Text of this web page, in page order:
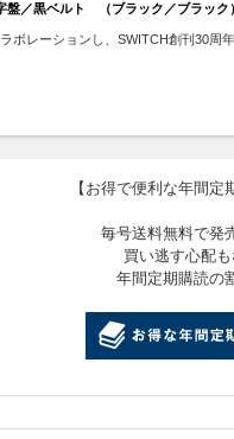
／黒ベルト （ブラック／ブラック）
ボレーションし、SWITCH創刊30周
【お得で便利な年間定
毎号送料無料で発
買い逃す心配も
年間定期購読の